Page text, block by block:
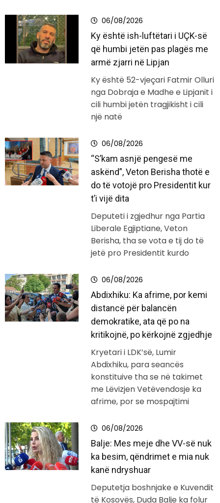
06/08/2026
Ky është ish-luftëtari i UÇK-së
që humbi jetën pas plagës me
armë zjarri në Lipjan
Ky është 52-vjeçari Fatmir Olluri
nga Dobraja e Madhe e Lipjanit i
cili humbi jetën tragjikisht i cili
një natë
06/08/2026
“S’kam asnjë pengesë me
askënd”, Veton Berisha thotë e
do të votojë pro Presidentit kur
t’i vijë dita
Deputeti i zgjedhur nga Partia
Liberale Egjiptiane, Veton
Berisha, tha se vota e tij do të
jetë pro Presidentit kurdo
06/08/2026
Abdixhiku: Ka afrime, por kemi
distancë për balancën
demokratike, ata që po na
kritikojnë, po kërkojnë zgjedhje
Kryetari i LDK’së, Lumir
Abdixhiku, para seancës
konstituive tha se në takimet
me Lëvizjen Vetëvendosje ka
afrime, por se mospajtimi
06/08/2026
Balje: Mes meje dhe VV-së nuk
ka besim, qëndrimet e mia nuk
kanë ndryshuar
Deputetja boshnjake e Kuvendit
të Kosovës, Duda Balje ka folur